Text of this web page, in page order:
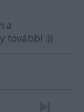
a
tovább! :))